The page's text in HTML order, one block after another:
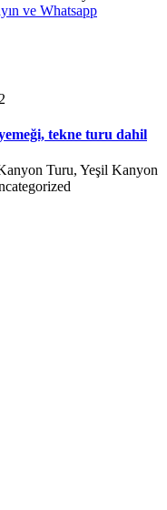
ve Whatsapp
tekne turu dahil
Turu, Yeşil Kanyon